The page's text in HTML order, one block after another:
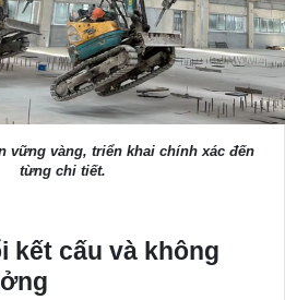
vững vàng, triển khai chính xác đến
từng chi tiết.
kết cấu và không